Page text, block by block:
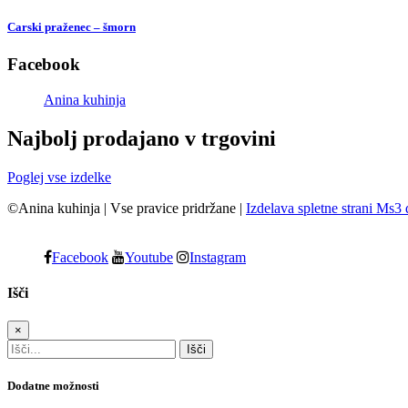
Carski praženec – šmorn
Facebook
Anina kuhinja
Najbolj prodajano v trgovini
Poglej vse izdelke
©Anina kuhinja | Vse pravice pridržane | Izdelava spletne strani Ms3
Facebook Youtube Instagram
Išči
×
Dodatne možnosti